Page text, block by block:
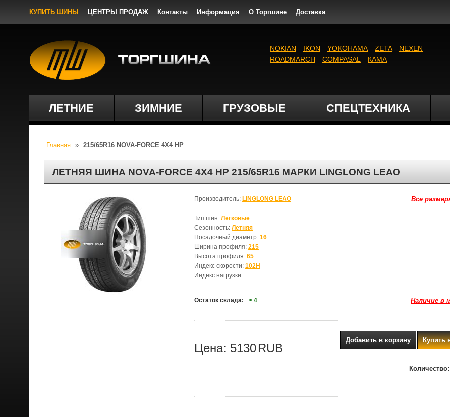
КУПИТЬ ШИНЫ ЦЕНТРЫ ПРОДАЖ Контакты Информация О Торгшине Доставка
ЛЕТНИЕ ЗИМНИЕ ГРУЗОВЫЕ СПЕЦТЕХНИКА
NOKIAN IKON YOKOHAMA ZETA
NEXEN
ROADMARCH
COMPASAL КАМА
Главная » 215/65R16 NOVA-FORCE 4X4 HP
ЛЕТНЯЯ ШИНА NOVA-FORCE 4X4 HP 215/65R16 МАРКИ LINGLONG LEAO
Все
Производитель: LINGLONG LEAO
Тип шин: Легковые
Сезонность: Летняя
Посадочный диаметр: 16
Ширина профиля: 215
Высота профиля: 65
Индекс скорости: 102H
Индекс нагрузки:
Остаток склада: > 4 Наличие в
Цена: 5130RUB
Купить
Добавить в корзину
Количество: